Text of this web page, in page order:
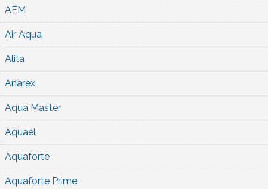
AEM
Air Aqua
Alita
Anarex
Aqua Master
Aquael
Aquaforte
Aquaforte Prime